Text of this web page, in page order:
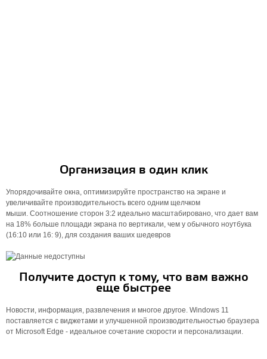
Организация в один клик
Упорядочивайте окна, оптимизируйте пространство на экране и
увеличивайте производительность всего одним щелчком
мыши. Соотношение сторон 3:2 идеально масштабировано, что дает вам
на 18% больше площади экрана по вертикали, чем у обычного ноутбука
(16:10 или 16: 9), для создания ваших шедевров
Получите доступ к тому, что вам важно
еще быстрее
Новости, информация, развлечения и многое другое. Windows 11
поставляется с виджетами и улучшенной производительностью браузера
от Microsoft Edge - идеальное сочетание скорости и персонализации.